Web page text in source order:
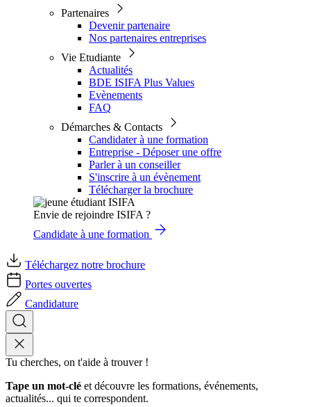
Partenaires
Devenir partenaire
Nos partenaires entreprises
Vie Etudiante
Actualités
BDE ISIFA Plus Values
Evènements
FAQ
Démarches & Contacts
Candidater à une formation
Entreprise - Déposer une offre
Parler à un conseiller
S'inscrire à un évènement
Télécharger la brochure
Envie de rejoindre ISIFA ?
Candidate à une formation
Téléchargez notre brochure
Portes ouvertes
Candidature
Tu cherches, on t'aide à trouver !
Tape un mot-clé et découvre les formations, événements,
actualités... qui te correspondent.